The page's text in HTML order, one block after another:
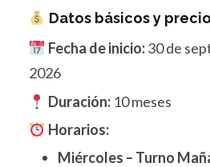
Datos básicos y precio
Fecha de inicio:30 de
2026
Duración:10 meses
Horarios:
Miércoles – Turno